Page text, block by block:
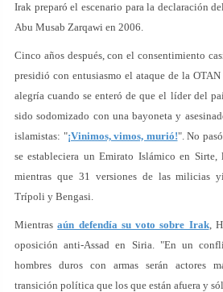
Irak preparó el escenario para la declaración
Abu Musab Zarqawi en 2006.
Cinco años después, con el consentimiento
presidió con entusiasmo el ataque de la
alegría cuando se enteró de que el líder del
sido sodomizado con una bayoneta y
islamistas: "¡Vinimos, vimos, murió!". No
se estableciera un Emirato Islámico en
mientras que 31 versiones de las milicias
Trípoli y Bengasi.
Mientrasaún defendía su voto sobre Irak,
oposición anti-Assad en Siria. "En un
hombres duros con armas serán actores
transición política que los que están afuera y